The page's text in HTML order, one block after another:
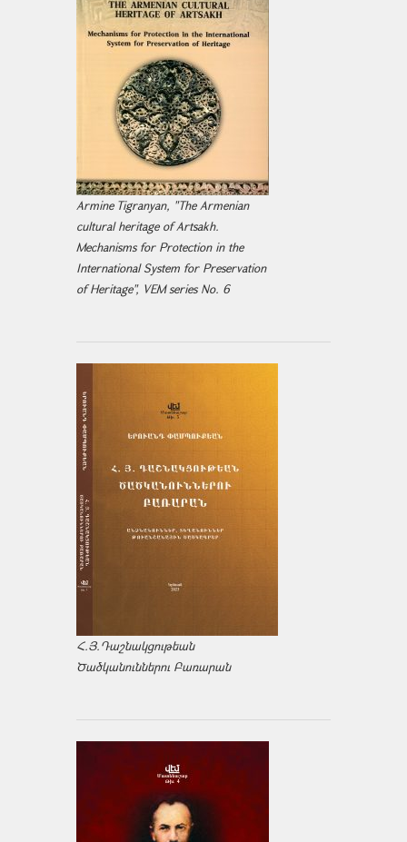
Armine Tigranyan, "The Armenian
cultural heritage of Artsakh.
Mechanisms for Protection in the
International System for Preservation
of Heritage", VEM series No. 6
Հ.Յ.Դաշնակցութեան
Ծածկանուններու Բառարան